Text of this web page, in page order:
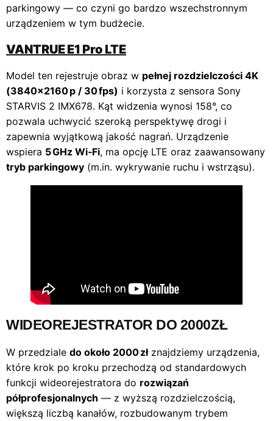
parkingowy — co czyni go bardzo wszechstronnym
urządzeniem w tym budżecie.
VANTRUE E1 Pro LTE
Model ten rejestruje obraz w pełnej rozdzielczości 4K
(3840×2160 p / 30 fps) i korzysta z sensora Sony
STARVIS 2 IMX678. Kąt widzenia wynosi 158°, co
pozwala uchwycić szeroką perspektywę drogi i
zapewnia wyjątkową jakość nagrań. Urządzenie
wspiera 5 GHz Wi‑Fi, ma opcję LTE oraz zaawansowany
tryb parkingowy (m.in. wykrywanie ruchu i wstrząsu).
WIDEOREJESTRATOR DO 2000ZŁ
W przedziale do około 2000 złznajdziemy urządzenia,
które krok po kroku przechodzą od standardowych
funkcji wideorejestratora do rozwiązań
półprofesjonalnych — z wyższą rozdzielczością,
większą liczbą kanałów, rozbudowanym trybem